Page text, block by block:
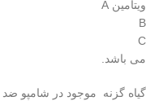
ویتامین A
B
C
می باشد.
گیاه گزنه موجود در شامپو ضد